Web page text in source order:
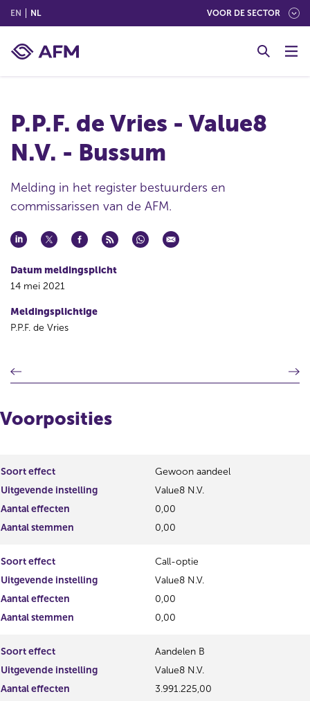
EN (ENGLISH)
NL(NEDERLANDS (NEDERLAND)) VOOR DE SECTOR
P.P.F. de Vries - Value8
N.V. - Bussum
Melding in het register bestuurders en
commissarissen van de AFM.
Datum meldingsplicht
14 mei 2021
Meldingsplichtige
P.P.F. de Vries
o
i
g
e
i
s
t
r
e
s
u
l
a
t
V
o
Voorposities
Soort effect
Gewoon aandeel
Uitgevende instelling
Value8 N.V.
Aantal effecten
0,00
Aantal stemmen
0,00
Soort effect
Call-optie
Uitgevende instelling
Value8 N.V.
Aantal effecten
0,00
Aantal stemmen
0,00
Soort effect
Aandelen B
Uitgevende instelling
Value8 N.V.
Aantal effecten
3.991.225,00